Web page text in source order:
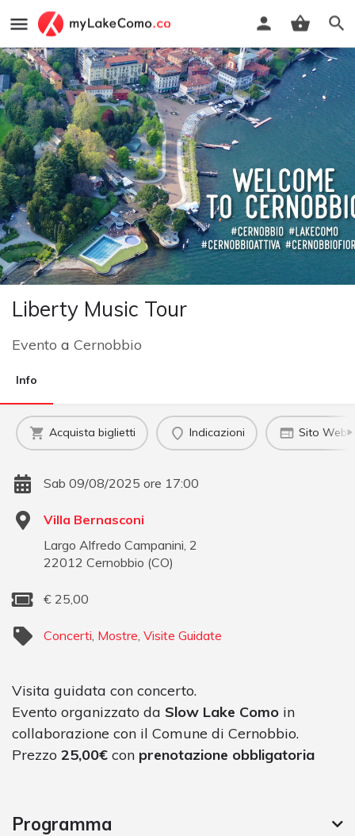
Liberty Music Tour
Evento a Cernobbio
Info
Acquista biglietti Indicazioni Sito Web
Sab 09/08/2025 ore 17:00
Villa Bernasconi
Largo Alfredo Campanini, 2
22012 Cernobbio (CO)
€ 25,00
Concerti Mostre Visite Guidate
Visita guidata con concerto.
Evento organizzato da Slow Lake Como in
collaborazione con il Comune di Cernobbio.
Prezzo 25,00€ con prenotazione obbligatoria
Programma